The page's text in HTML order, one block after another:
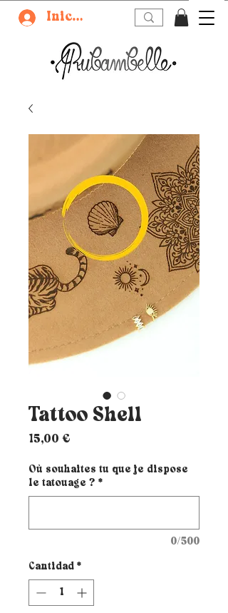
Iniciar sesión
Tattoo Shell
15,00 €
Où souhaites tu que je dispose
le tatouage ? *
0/500
Cantidad *